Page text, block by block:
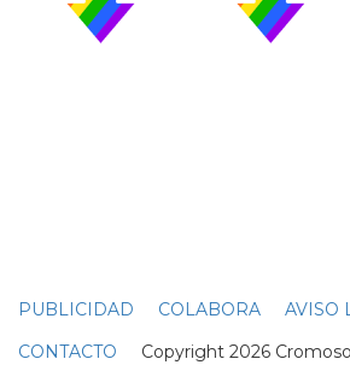
PUBLICIDAD COLABORA
AVISO
CONTACTO Copyright 2026